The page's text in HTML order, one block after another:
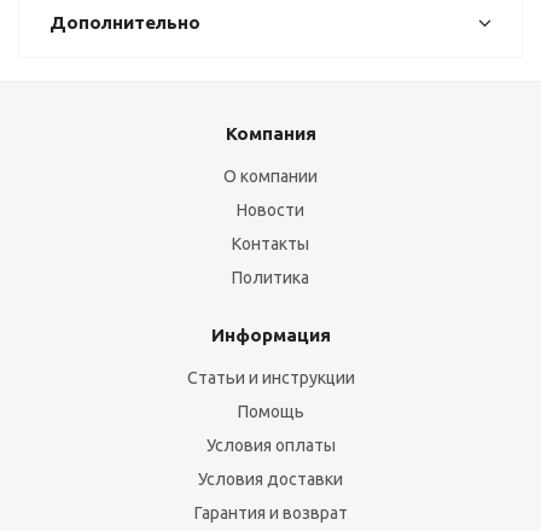
Дополнительно
Компания
О компании
Новости
Контакты
Политика
Информация
Статьи и инструкции
Помощь
Условия оплаты
Условия доставки
Гарантия и возврат